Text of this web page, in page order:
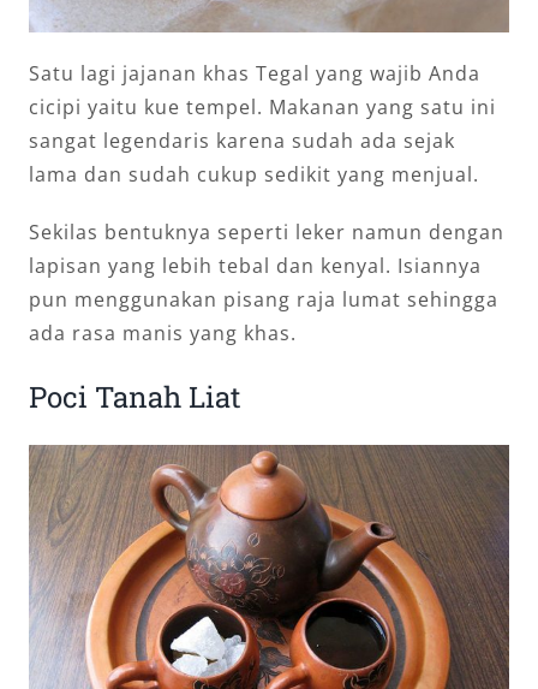
Satu lagi jajanan khas Tegal yang wajib Anda
cicipi yaitu kue tempel. Makanan yang satu ini
sangat legendaris karena sudah ada sejak
lama dan sudah cukup sedikit yang menjual.
Sekilas bentuknya seperti leker namun dengan
lapisan yang lebih tebal dan kenyal. Isiannya
pun menggunakan pisang raja lumat sehingga
ada rasa manis yang khas.
Poci Tanah Liat